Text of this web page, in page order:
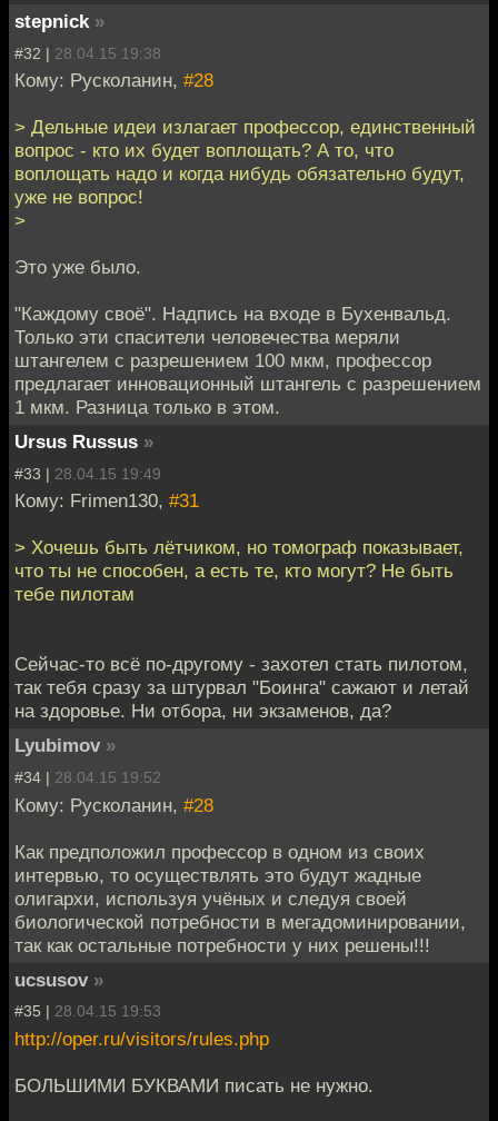
stepnick »
#32 | 28.04.15 19:38
Кому: Русколанин, #28
> Дельные идеи излагает профессор, единственный
вопрос - кто их будет воплощать? А то, что
воплощать надо и когда нибудь обязательно будут,
уже не вопрос!
>
Это уже было.
"Каждому своё". Надпись на входе в Бухенвальд.
Только эти спасители человечества меряли
штангелем с разрешением 100 мкм, профессор
предлагает инновационный штангель с разрешением
1 мкм. Разница только в этом.
Ursus Russus »
#33 | 28.04.15 19:49
Кому: Frimen130, #31
> Хочешь быть лётчиком, но томограф показывает,
что ты не способен, а есть те, кто могут? Не быть
тебе пилотам
Сейчас-то всё по-другому - захотел стать пилотом,
так тебя сразу за штурвал "Боинга" сажают и летай
на здоровье. Ни отбора, ни экзаменов, да?
Lyubimov »
#34 | 28.04.15 19:52
Кому: Русколанин, #28
Как предположил профессор в одном из своих
интервью, то осуществлять это будут жадные
олигархи, используя учёных и следуя своей
биологической потребности в мегадоминировании,
так как остальные потребности у них решены!!!
ucsusov »
#35 | 28.04.15 19:53
http://oper.ru/visitors/rules.php
БОЛЬШИМИ БУКВАМИ писать не нужно.